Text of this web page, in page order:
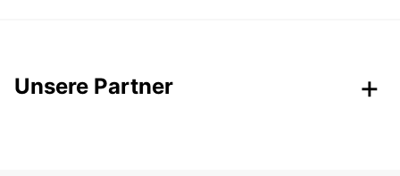
Unsere Partner